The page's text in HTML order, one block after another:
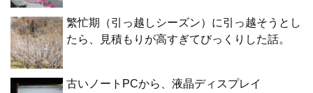
繁忙期（引っ越しシーズン）に引っ越そうとし
たら、見積もりが高すぎてびっくりした話。
古いノートPCから、液晶ディスプレイ